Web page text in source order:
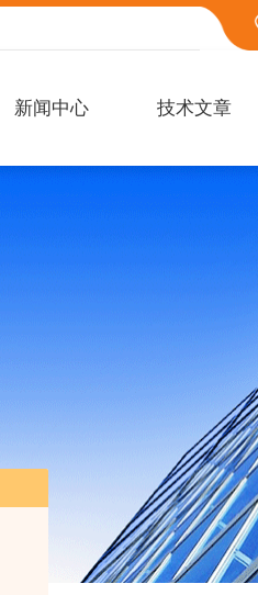
新闻中心 技术文章